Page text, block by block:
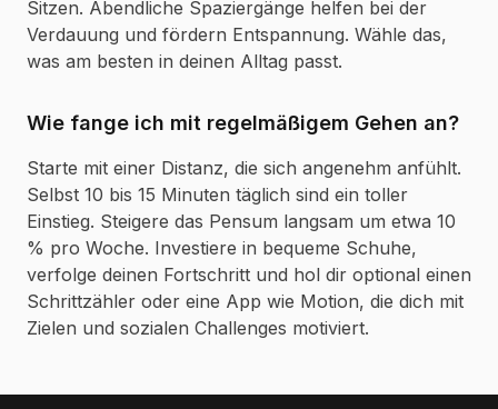
Sitzen. Abendliche Spaziergänge helfen bei der
Verdauung und fördern Entspannung. Wähle das,
was am besten in deinen Alltag passt.
Wie fange ich mit regelmäßigem Gehen an?
Starte mit einer Distanz, die sich angenehm anfühlt.
Selbst 10 bis 15 Minuten täglich sind ein toller
Einstieg. Steigere das Pensum langsam um etwa 10
% pro Woche. Investiere in bequeme Schuhe,
verfolge deinen Fortschritt und hol dir optional einen
Schrittzähler oder eine App wie Motion, die dich mit
Zielen und sozialen Challenges motiviert.